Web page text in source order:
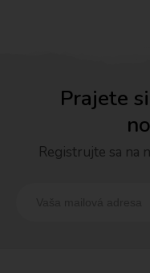
Prajete
Registrujte sa na